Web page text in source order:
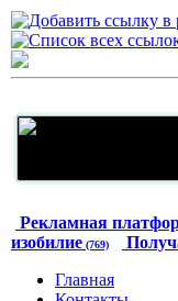
Рекламная
изобилие (769)
Главная